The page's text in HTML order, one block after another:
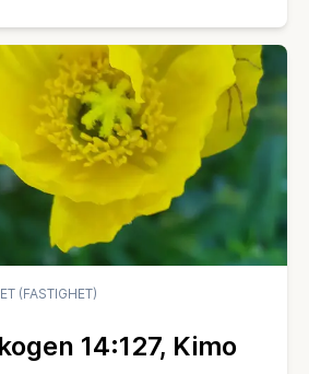
(FASTIGHET)
14:127, Kimo